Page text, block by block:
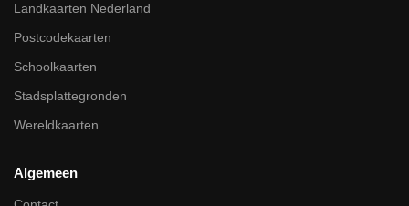
Landkaarten Nederland
Postcodekaarten
Schoolkaarten
Stadsplattegronden
Wereldkaarten
Algemeen